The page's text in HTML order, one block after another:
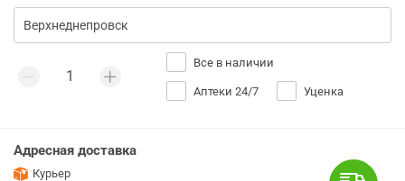
Все в наличии
Аптеки 24/7 Уценка
Адресная доставка
Курьер